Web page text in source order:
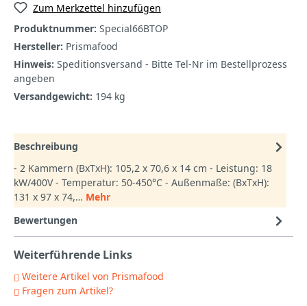
Zum Merkzettel hinzufügen
Produktnummer: Special66BTOP
Hersteller: Prismafood
Hinweis: Speditionsversand - Bitte Tel-Nr im Bestellprozess
angeben
Versandgewicht: 194 kg
Beschreibung
- 2 Kammern (BxTxH): 105,2 x 70,6 x 14 cm - Leistung: 18
kW/400V - Temperatur: 50-450°C - Außenmaße: (BxTxH):
131 x 97 x 74,… Mehr
Bewertungen
Weiterführende Links
Weitere Artikel von Prismafood
Fragen zum Artikel?